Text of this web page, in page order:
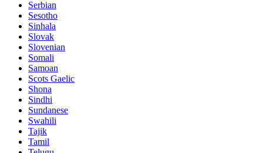
Serbian
Sesotho
Sinhala
Slovak
Slovenian
Somali
Samoan
Scots Gaelic
Shona
Sindhi
Sundanese
Swahili
Tajik
Tamil